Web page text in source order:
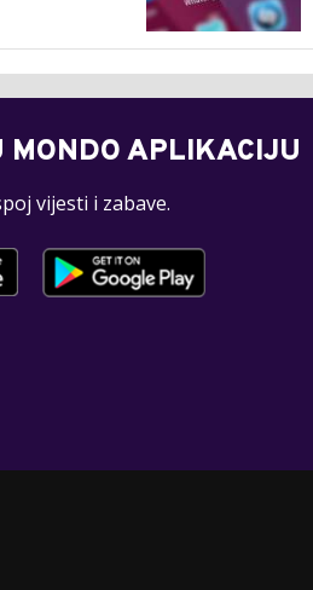
MONDO APLIKACIJU
vijesti i zabave.